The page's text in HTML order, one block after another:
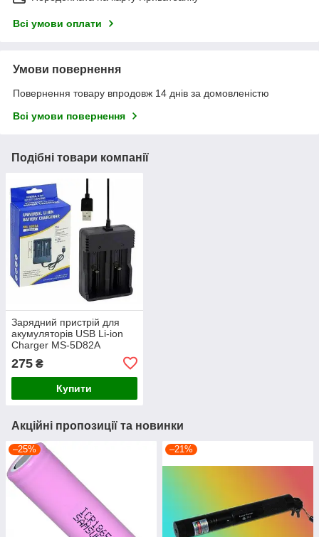
Всі умови оплати
Умови повернення
Повернення товару впродовж 14 днів за домовленістю
Всі умови повернення
Подібні товари компанії
Зарядний пристрій для
акумуляторів USB Li-ion
Charger MS-5D82A
275 ₴
Купити
Акційні пропозиції та новинки
–25% –21%